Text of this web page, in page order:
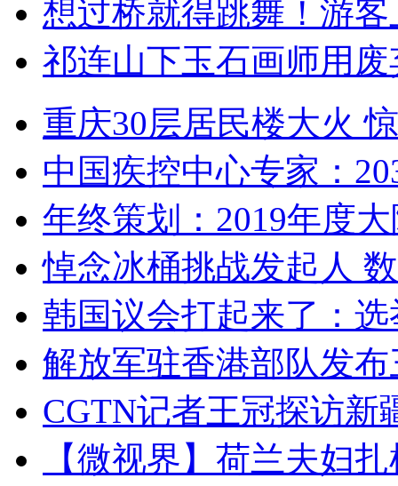
想过桥就得跳舞！游客
祁连山下玉石画师用
重庆30层居民楼大火
中国疾控中心专家：
年终策划：2019年度
悼念冰桶挑战发起人
韩国议会打起来了：
解放军驻香港部队发
CGTN记者王冠探访新
【微视界】荷兰夫妇